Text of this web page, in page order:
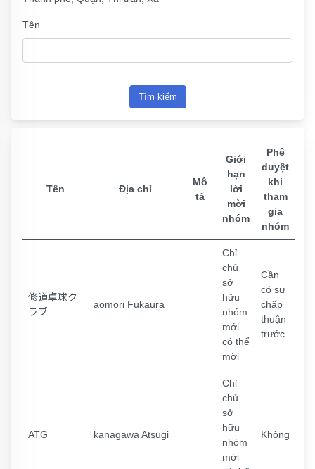
Tên
Tìm kiếm
Tên Địa chỉ
Mô
tả
Giới
hạn
lời
mời
nhóm
Phê
duyệt
khi
tham
gia
nhóm
修道卓球ク
ラブ
aomori Fukaura
Chỉ
chủ
sở
hữu
nhóm
mới
có thể
mời
Cần
có sự
chấp
thuận
trước
ATG kanagawa Atsugi
Chỉ
chủ
sở
hữu
nhóm
mới
Không